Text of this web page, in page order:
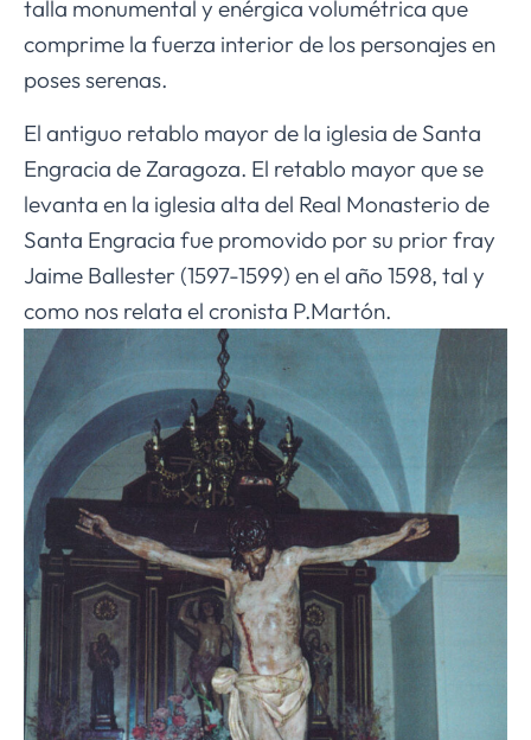
talla monumental y enérgica volumétrica que
comprime la fuerza interior de los personajes en
poses serenas.
El antiguo retablo mayor de la iglesia de Santa
Engracia de Zaragoza. El retablo mayor que se
levanta en la iglesia alta del Real Monasterio de
Santa Engracia fue promovido por su prior fray
Jaime Ballester (1597-1599) en el año 1598, tal y
como nos relata el cronista P.Martón.